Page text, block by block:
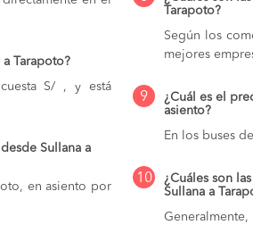
Tarapoto?
S/ , y está
Sullana a
en asiento por
Tarapoto?
Según los
mejores
9
¿Cuál es el
asiento?
En los buses
10
¿Cuáles son
Sullana a